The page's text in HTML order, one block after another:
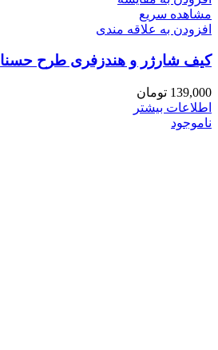
مشاهده سریع
افزودن به علاقه مندی
کیف شارژر و هندزفری طرح حسنا
139,000 تومان
اطلاعات بیشتر
ناموجود